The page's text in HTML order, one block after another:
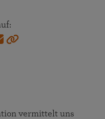
vermittelt uns